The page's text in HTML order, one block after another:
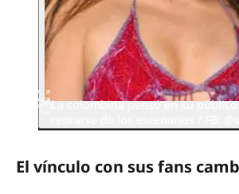
La colombina pensó en su
El vínculo con sus fans